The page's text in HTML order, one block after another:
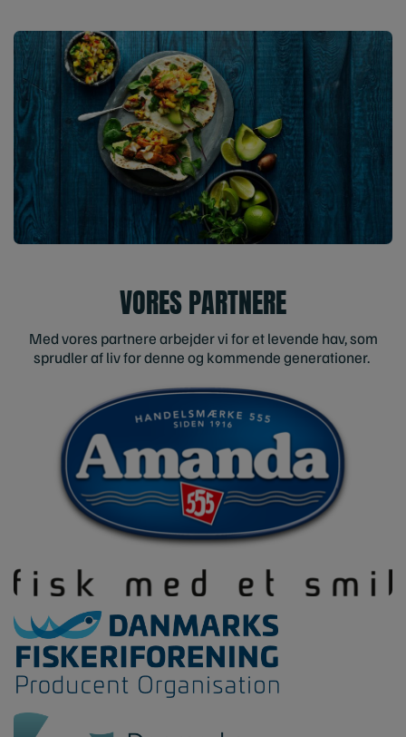
VORES PARTNERE
Med vores partnere arbejder vi for et levende hav, som
sprudler af liv for denne og kommende generationer.